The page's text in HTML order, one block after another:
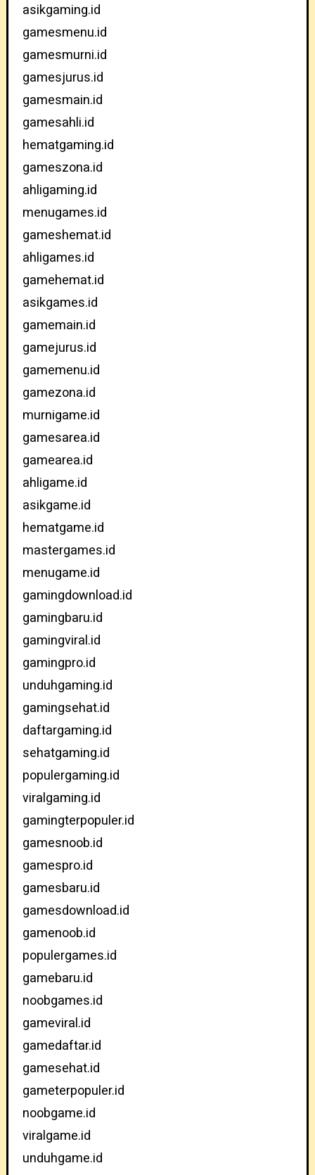
asikgaming.id
gamesmenu.id
gamesmurni.id
gamesjurus.id
gamesmain.id
gamesahli.id
hematgaming.id
gameszona.id
ahligaming.id
menugames.id
gameshemat.id
ahligames.id
gamehemat.id
asikgames.id
gamemain.id
gamejurus.id
gamemenu.id
gamezona.id
murnigame.id
gamesarea.id
gamearea.id
ahligame.id
asikgame.id
hematgame.id
mastergames.id
menugame.id
gamingdownload.id
gamingbaru.id
gamingviral.id
gamingpro.id
unduhgaming.id
gamingsehat.id
daftargaming.id
sehatgaming.id
populergaming.id
viralgaming.id
gamingterpopuler.id
gamesnoob.id
gamespro.id
gamesbaru.id
gamesdownload.id
gamenoob.id
populergames.id
gamebaru.id
noobgames.id
gameviral.id
gamedaftar.id
gamesehat.id
gameterpopuler.id
noobgame.id
viralgame.id
unduhgame.id